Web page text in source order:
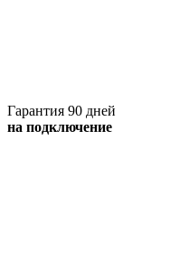
Гарантия 90 дней
на подключение